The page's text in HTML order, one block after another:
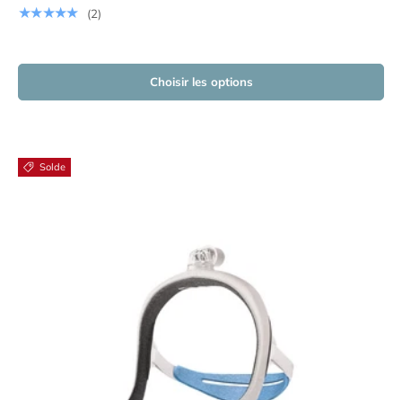
★★★★★
(2)
Choisir les options
Solde